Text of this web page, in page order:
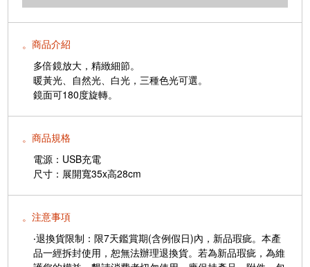
。商品介紹
多倍鏡放大，精緻細節。
暖黃光、自然光、白光，三種色光可選。
鏡面可180度旋轉。
。商品規格
電源：USB充電
尺寸：展開寬35x高28cm
。注意事項
‧退換貨限制：限7天鑑賞期(含例假日)內，新品瑕疵。本產
品一經拆封使用，恕無法辦理退換貨。若為新品瑕疵，為維